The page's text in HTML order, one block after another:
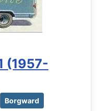
(1957-
Borgward